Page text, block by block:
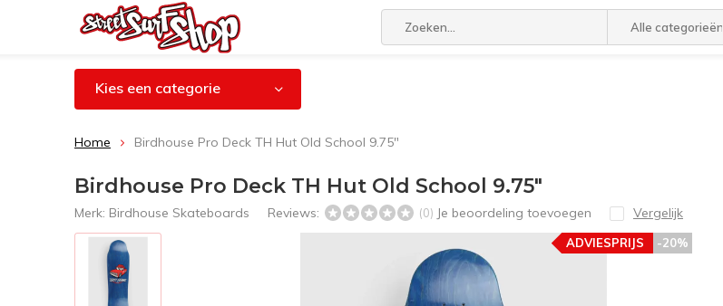
Alle categorieën
Kies een categorie
Home Birdhouse Pro Deck TH Hut Old School 9.75"
Birdhouse Pro Deck TH Hut Old School 9.75"
Merk: Birdhouse Skateboards Reviews: (0) Je beoordeling toevoegen Vergelijk
-20%
ADVIESPRIJS